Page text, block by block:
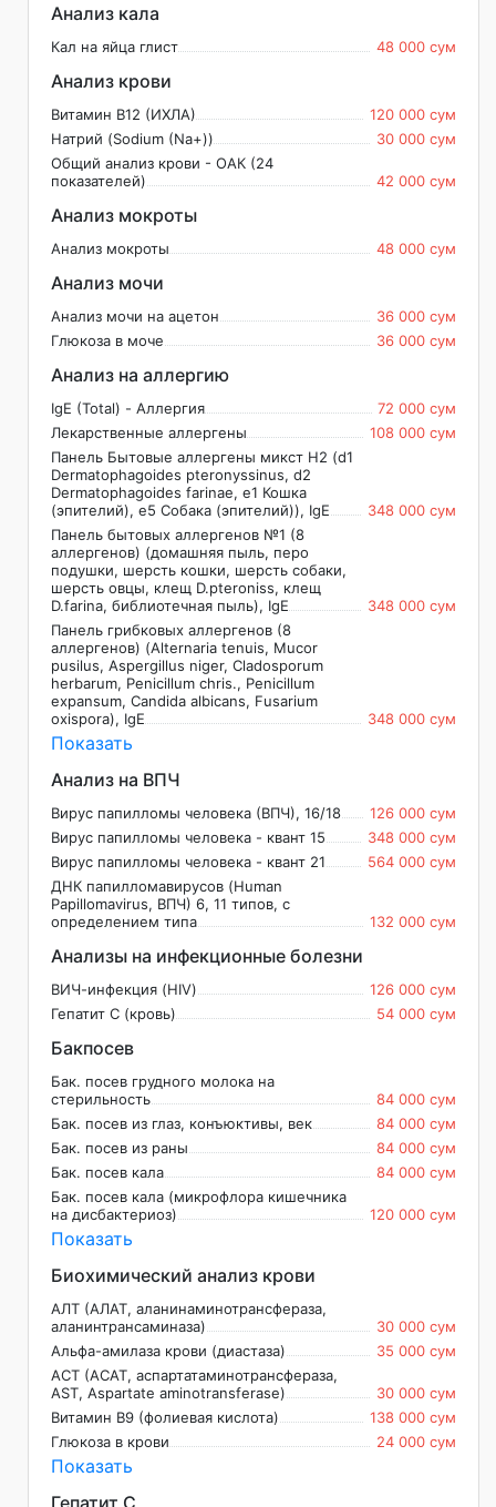
Анализ кала
Кал на яйца глист 48 000 сум
Анализ крови
Витамин В12 (ИХЛА)
120 000 сум
Натрий (Sodium (Na+))
30 000 сум
Общий анализ крови - ОАК (24
показателей)
42 000 сум
Анализ мокроты
Анализ мокроты 48 000 сум
Анализ мочи
Анализ мочи на ацетон
36 000 сум
Глюкоза в моче
36 000 сум
Анализ на аллергию
IgE (Total) - Аллергия
72 000 сум
Лекарственные аллергены
108 000 сум
Панель Бытовые аллергены микст H2 (d1
Dermatophagoides pteronyssinus, d2
Dermatophagoides farinae, e1 Кошка
(эпителий), e5 Собака (эпителий)), IgE
348 000 сум
Панель бытовых аллергенов №1 (8
аллергенов) (домашняя пыль, перо
подушки, шерсть кошки, шерсть собаки,
шерсть овцы, клещ D.pteroniss, клещ
D.farina, библиотечная пыль), IgE
348 000 сум
Панель грибковых аллергенов (8
аллергенов) (Alternaria tenuis, Mucor
pusilus, Aspergillus niger, Cladosporum
herbarum, Penicillum chris., Penicillum
expansum, Candida albicans, Fusarium
oxispora), IgE
348 000 сум
Показать
Анализ на ВПЧ
Вирус папилломы человека (ВПЧ), 16/18
126 000 сум
Вирус папилломы человека - квант 15
348 000 сум
Вирус папилломы человека - квант 21
564 000 сум
ДНК папилломавирусов (Human
Papillomavirus, ВПЧ) 6, 11 типов, с
определением типа
132 000 сум
Анализы на инфекционные болезни
ВИЧ-инфекция (HIV)
126 000 сум
Гепатит С (кровь)
54 000 сум
Бакпосев
Бак. посев грудного молока на
стерильность
84 000 сум
Бак. посев из глаз, конъюктивы, век
84 000 сум
Бак. посев из раны
84 000 сум
Бак. посев кала
84 000 сум
Бак. посев кала (микрофлора кишечника
на дисбактериоз)
120 000 сум
Показать
Биохимический анализ крови
АЛТ (АЛАТ, аланинаминотрансфераза,
аланинтрансаминаза)
30 000 сум
Альфа-амилаза крови (диастаза)
35 000 сум
АСТ (АСАТ, аспартатаминотрансфераза,
AST, Aspartate aminotransferase)
30 000 сум
Витамин B9 (фолиевая кислота)
138 000 сум
Глюкоза в крови
24 000 сум
Показать
Гепатит C